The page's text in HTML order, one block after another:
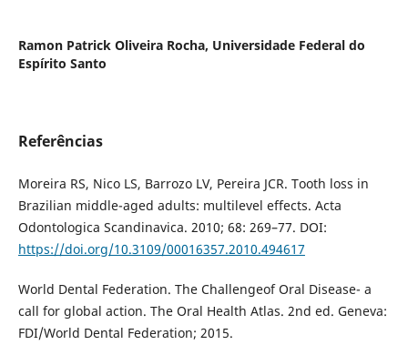
Ramon Patrick Oliveira Rocha, Universidade Federal do
Espírito Santo
Referências
Moreira RS, Nico LS, Barrozo LV, Pereira JCR. Tooth loss in
Brazilian middle-aged adults: multilevel effects. Acta
Odontologica Scandinavica. 2010; 68: 269–77. DOI:
https://doi.org/10.3109/00016357.2010.494617
World Dental Federation. The Challengeof Oral Disease- a
call for global action. The Oral Health Atlas. 2nd ed. Geneva:
FDI/World Dental Federation; 2015.